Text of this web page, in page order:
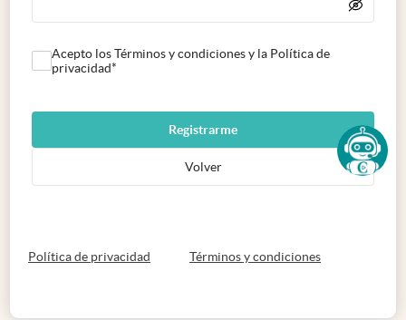
Acepto los Términos y condiciones y la Política de
privacidad*
Registrarme
Volver
Política de privacidad abre en nueva pestaña
Términos y condicionesabre en nueva